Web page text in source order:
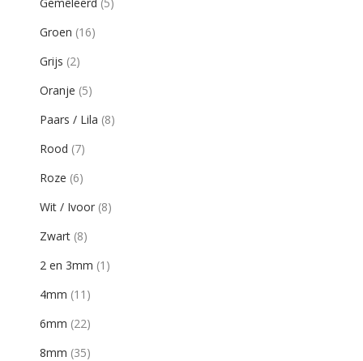
Groen (16)
Grijs (2)
Oranje (5)
Paars / Lila (8)
Rood (7)
Roze (6)
Wit / Ivoor (8)
Zwart (8)
2 en 3mm (1)
4mm (11)
6mm (22)
8mm (35)